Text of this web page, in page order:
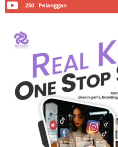
250 Pelanggan